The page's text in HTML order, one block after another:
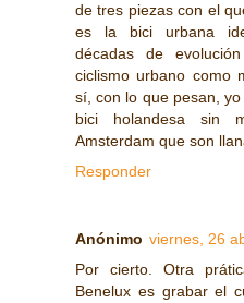
de tres piezas con el
es la bici urbana
décadas de
ciclismo urbano como
sí, con lo que pesan,
bici holandesa sin
Amsterdam que son
Responder
Anónimo viernes, 26
Por cierto. Otra
Benelux es grabar el